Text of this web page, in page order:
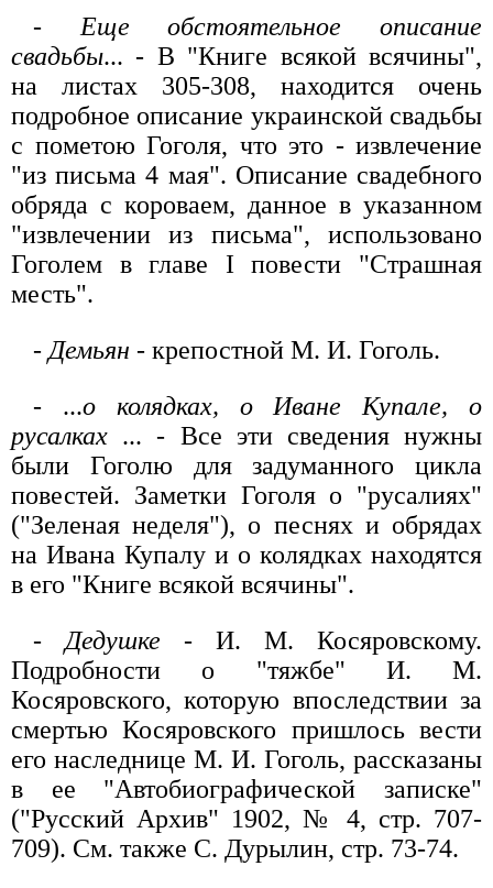
- Еще обстоятельное описание
свадьбы... - В "Книге всякой всячины",
на листах 305-308, находится очень
подробное описание украинской свадьбы
с пометою Гоголя, что это - извлечение
"из письма 4 мая". Описание свадебного
обряда с короваем, данное в указанном
"извлечении из письма", использовано
Гоголем в главе I повести "Страшная
месть".
- Демьян - крепостной М. И. Гоголь.
- ...о колядках, о Иване Купале, о
русалках ... - Все эти сведения нужны
были Гоголю для задуманного цикла
повестей. Заметки Гоголя о "русалиях"
("Зеленая неделя"), о песнях и обрядах
на Ивана Купалу и о колядках находятся
в его "Книге всякой всячины".
- Дедушке - И. М. Косяровскому.
Подробности о "тяжбе" И. М.
Косяровского, которую впоследствии за
смертью Косяровского пришлось вести
его наследнице М. И. Гоголь, рассказаны
в ее "Автобиографической записке"
("Русский Архив" 1902, № 4, стр. 707-
709). См. также С. Дурылин, стр. 73-74.